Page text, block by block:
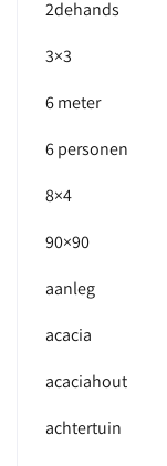
2dehands
3×3
6 meter
6 personen
8×4
90×90
aanleg
acacia
acaciahout
achtertuin